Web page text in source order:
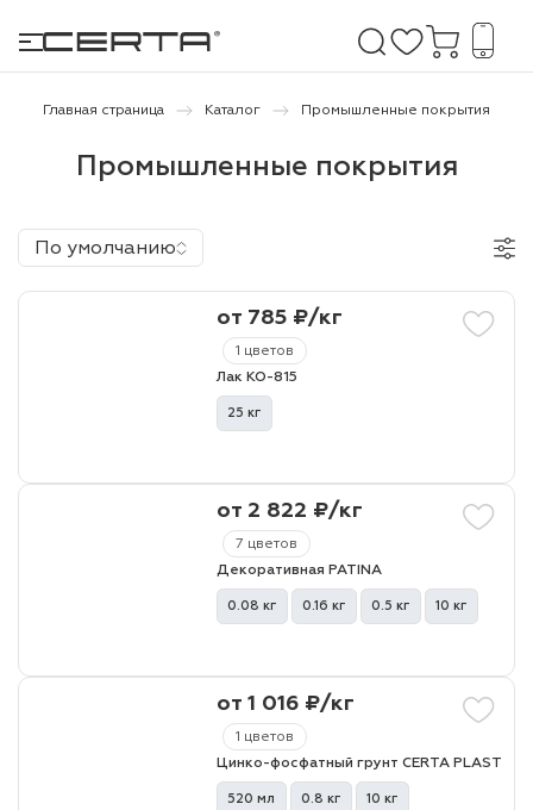
покрытия
и дачи
Главная страница Каталог Промышленные покрытия
Промышленные покрытия
По умолчанию
1 цветов
от 785 ₽/кг
Лак КО-815
25 кг
7 цветов
от 2 822 ₽/кг
Декоративная PATINA
0.08 кг 0.16 кг 0.5 кг 10 кг
1 цветов
от 1 016 ₽/кг
Цинко-фосфатный грунт CERTA PLAST
520 мл 0.8 кг 10 кг